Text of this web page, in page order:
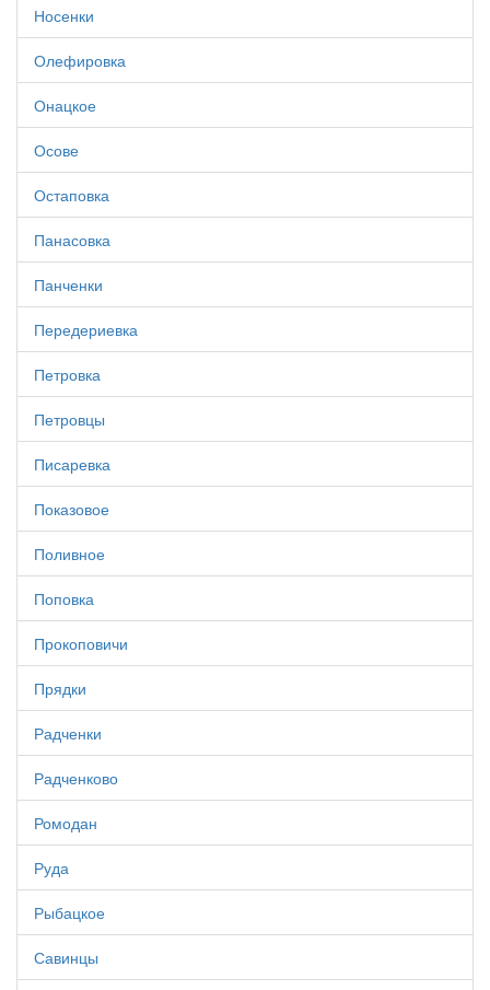
Носенки
Олефировка
Онацкое
Осове
Остаповка
Панасовка
Панченки
Передериевка
Петровка
Петровцы
Писаревка
Показовое
Поливное
Поповка
Прокоповичи
Прядки
Радченки
Радченково
Ромодан
Руда
Рыбацкое
Савинцы